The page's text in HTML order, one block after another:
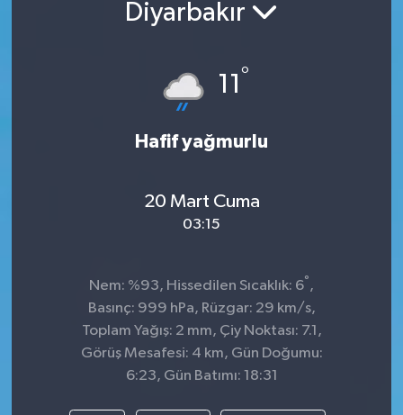
Diyarbakır
11 °
Hafif yağmurlu
20 Mart Cuma
03:15
Nem: %93, Hissedilen Sıcaklık: 6° ,
Basınç: 999 hPa, Rüzgar: 29 km/s,
Toplam Yağış: 2 mm, Çiy Noktası: 7.1,
Görüş Mesafesi: 4 km, Gün Doğumu:
6:23, Gün Batımı: 18:31